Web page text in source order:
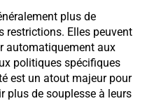
plus de
restrictions. Elles peuvent
automatiquement aux
politiques spécifiques
est un atout majeur pour
plus de souplesse à leurs